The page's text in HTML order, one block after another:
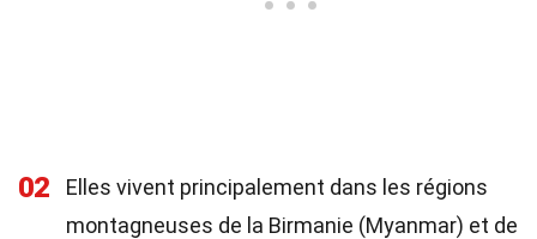
02
Elles vivent principalement dans les régions
montagneuses de la Birmanie (Myanmar) et de